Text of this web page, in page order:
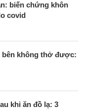
biến chứng khôn
covid
bên không thở được:
khi ăn đồ lạ: 3